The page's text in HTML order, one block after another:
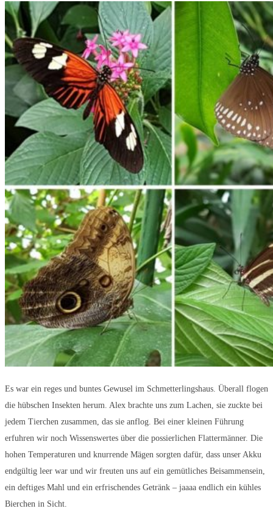
Es war ein reges und buntes Gewusel im Schmetterlingshaus. Überall flogen
die hübschen Insekten herum. Alex brachte uns zum Lachen, sie zuckte bei
jedem Tierchen zusammen, das sie anflog. Bei einer kleinen Führung
erfuhren wir noch Wissenswertes über die possierlichen Flattermänner. Die
hohen Temperaturen und knurrende Mägen sorgten dafür, dass unser Akku
endgültig leer war und wir freuten uns auf ein gemütliches Beisammensein,
ein deftiges Mahl und ein erfrischendes Getränk – jaaaa endlich ein kühles
Bierchen in Sicht.